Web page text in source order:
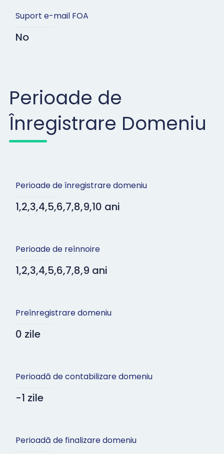
Suport e-mail FOA
No
Perioade de
Înregistrare Domeniu
Perioade de înregistrare domeniu
1,2,3,4,5,6,7,8,9,10 ani
Perioade de reînnoire
1,2,3,4,5,6,7,8,9 ani
Preînregistrare domeniu
0 zile
Perioadă de contabilizare domeniu
-1 zile
Perioadă de finalizare domeniu